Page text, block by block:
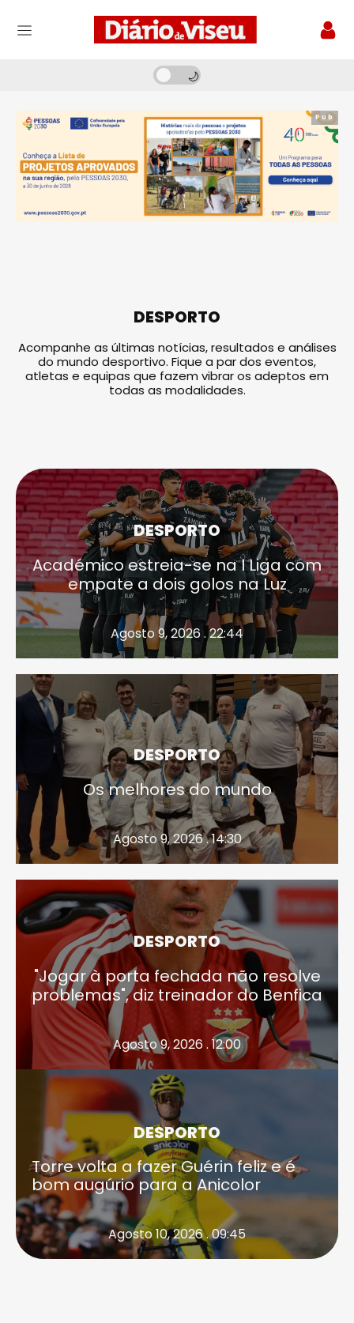
Pub
DESPORTO
Acompanhe as últimas notícias, resultados e análises
do mundo desportivo. Fique a par dos eventos,
atletas e equipas que fazem vibrar os adeptos em
todas as modalidades.
DESPORTO
Académico estreia-se na I Liga com
empate a dois golos na Luz
Agosto 9, 2026 . 22:44
DESPORTO
Os melhores do mundo
Agosto 9, 2026 . 14:30
DESPORTO
"Jogar à porta fechada não resolve
problemas", diz treinador do Benfica
Agosto 9, 2026 . 12:00
DESPORTO
Torre volta a fazer Guérin feliz e é
bom augúrio para a Anicolor
Agosto 10, 2026 . 09:45